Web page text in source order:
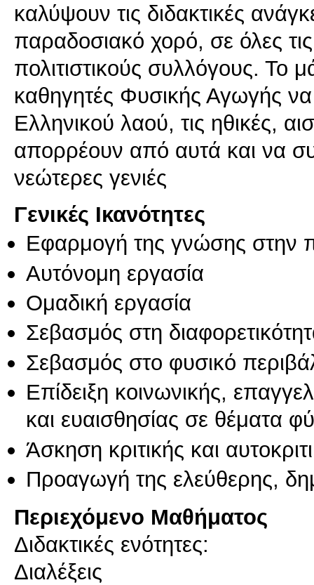
καλύψουν τις διδακτικές
παραδοσιακό χορό, σε όλες
πολιτιστικούς συλλόγους. Το
καθηγητές Φυσικής Αγωγής
Ελληνικού λαού, τις ηθικές,
απορρέουν από αυτά και να
νεώτερες γενιές
Γενικές Ικανότητες
Εφαρμογή της γνώσης στην
Αυτόνομη εργασία
Ομαδική εργασία
Σεβασμός στη
Σεβασμός στο φυσικό
Επίδειξη κοινωνικής,
και ευαισθησίας σε θέματα
Άσκηση κριτικής και
Προαγωγή της ελεύθερης,
Περιεχόμενο Μαθήματος
Διδακτικές ενότητες:
Διαλέξεις